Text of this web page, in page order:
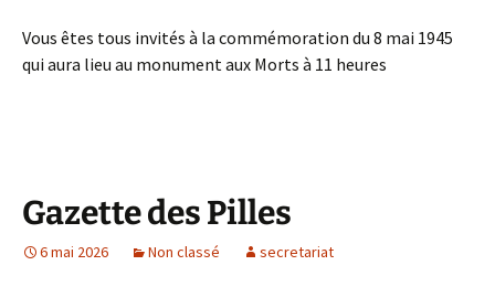
Vous êtes tous invités à la commémoration du 8 mai 1945
qui aura lieu au monument aux Morts à 11 heures
Gazette des Pilles
6 mai 2026 Non classé secretariat